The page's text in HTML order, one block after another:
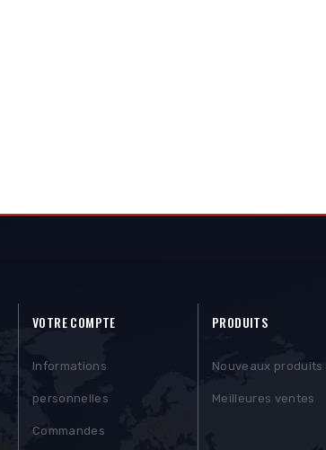
VOTRE COMPTE
Informations
personnelles
Commandes
PRODUITS
Nouveaux produits
Meilleures ventes